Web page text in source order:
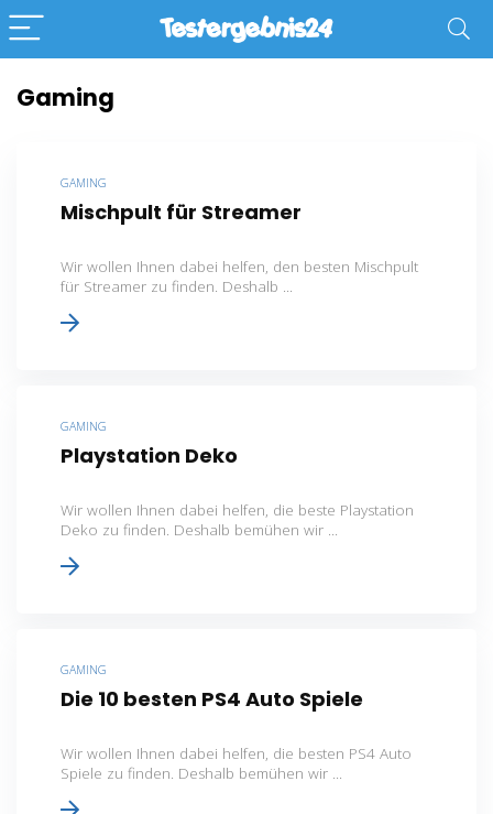
Gaming
GAMING
Mischpult für Streamer
Wir wollen Ihnen dabei helfen, den besten Mischpult
für Streamer zu finden. Deshalb ...
GAMING
Playstation Deko
Wir wollen Ihnen dabei helfen, die beste Playstation
Deko zu finden. Deshalb bemühen wir ...
GAMING
Die 10 besten PS4 Auto Spiele
Wir wollen Ihnen dabei helfen, die besten PS4 Auto
Spiele zu finden. Deshalb bemühen wir ...